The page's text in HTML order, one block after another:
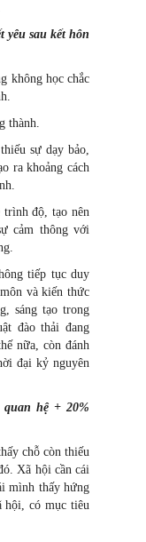
yêu sau kết hôn
không học chắc
thành.
sự dạy bảo,
ra khoảng cách
trình độ, tạo nên
cảm thông với
tiếp tục duy
và kiến thức
sáng tạo trong
đào thải đang
nữa, còn đánh
đại kỷ nguyên
hệ + 20%
chỗ còn thiếu
Xã hội cần cái
mình thấy hứng
hội, có mục tiêu